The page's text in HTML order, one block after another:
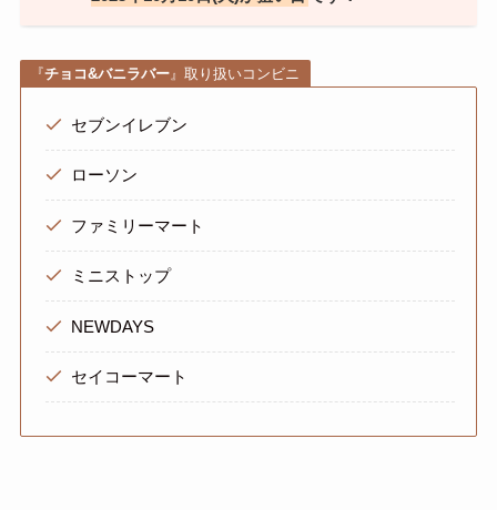
『チョコ&バニラバー 』取り扱いコンビニ
セブンイレブン
ローソン
ファミリーマート
ミニストップ
NEWDAYS
セイコーマート